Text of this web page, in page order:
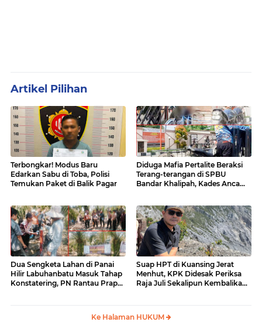
Artikel Pilihan
Terbongkar! Modus Baru
Edarkan Sabu di Toba, Polisi
Temukan Paket di Balik Pagar
Diduga Mafia Pertalite Beraksi
Terang-terangan di SPBU
Bandar Khalipah, Kades Ancam
Dua Sengketa Lahan di Panai
Hilir Labuhanbatu Masuk Tahap
Konstatering, PN Rantau Prapat
Suap HPT di Kuansing Jerat
Menhut, KPK Didesak Periksa
Raja Juli Sekalipun Kembalikan
Ke Halaman HUKUM